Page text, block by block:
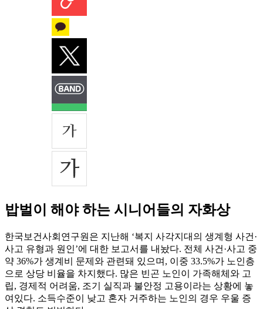
밥벌이 해야 하는 시니어들의 자화상
한국보건사회연구원은 지난해 ‘복지 사각지대의 생계형 사건·
사고 유형과 원인’에 대한 보고서를 내놨다. 전체 사건·사고 중
약 36%가 생계비 문제와 관련돼 있으며, 이중 33.5%가 노인층
으로 상당 비율을 차지했다. 많은 빈곤 노인이 가족해체와 고
립, 경제적 어려움, 조기 실직과 불안정 고용이라는 상황에 놓
여있다. 소득수준이 낮고 혼자 거주하는 노인의 경우 우울 증